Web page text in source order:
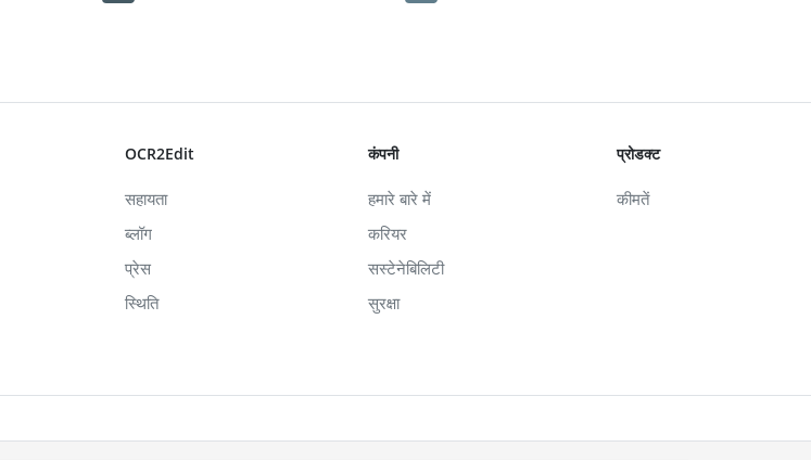
OCR2Edit
सहायता
ब्लॉग
प्रेस
स्थिति
कंपनी
हमारे बारे में
करियर
सस्टेनेबिलिटी
सुरक्षा
प्रोडक्ट
कीमतें